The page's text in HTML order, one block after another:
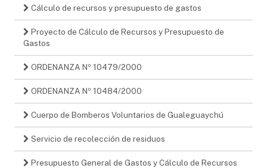
Cálculo de recursos y presupuesto de gastos
Proyecto de Cálculo de Recursos y Presupuesto de
Gastos
ORDENANZA Nº 10479/2000
ORDENANZA Nº 10484/2000
Cuerpo de Bomberos Voluntarios de Gualeguaychú
Servicio de recolección de residuos
Presupuesto General de Gastos y Cálculo de Recursos